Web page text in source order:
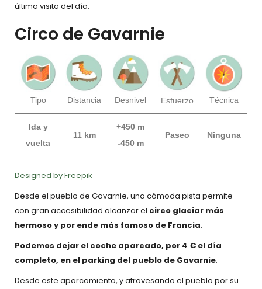
última visita del día.
Circo de Gavarnie
Tipo Distancia Desnivel Esfuerzo Técnica
Ida y
vuelta
11 km
+450 m
-450 m
Paseo Ninguna
Designed by Freepik
Desde el pueblo de Gavarnie, una cómoda pista permite
con gran accesibilidad alcanzar el circo glaciar más
hermoso y por ende más famoso de Francia.
Podemos dejar el coche aparcado, por 4 € el día
completo, en el parking del pueblo de Gavarnie.
Desde este aparcamiento, y atravesando el pueblo por su